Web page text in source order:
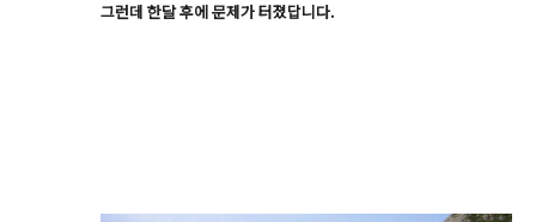
그런데 한달 후에 문제가 터졌답니다.